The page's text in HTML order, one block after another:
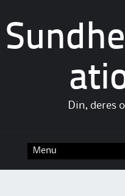
Din, deres